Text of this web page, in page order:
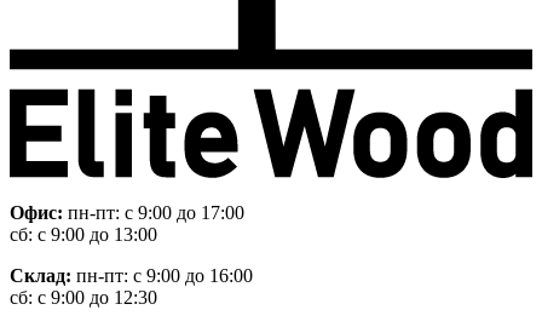
Офис: пн-пт: с 9:00 до 17:00
сб: с 9:00 до 13:00
Склад: пн-пт: с 9:00 до 16:00
сб: с 9:00 до 12:30